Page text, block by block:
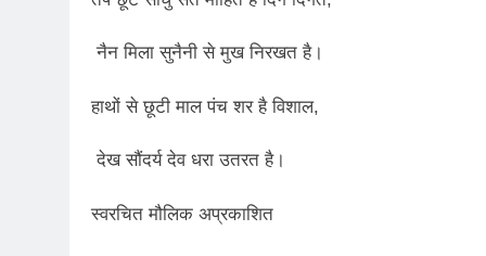
नैन मिला सुनैनी से मुख निरखत है।
हाथों से छूटी माल पंच शर है विशाल,
देख सौंदर्य देव धरा उतरत है।
स्वरचित मौलिक अप्रकाशित